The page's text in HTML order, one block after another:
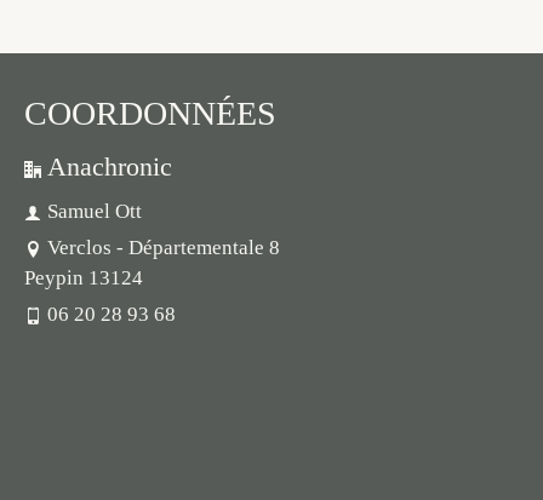
COORDONNÉES
Anachronic
Samuel Ott
Verclos - Départementale 8
Peypin 13124
06 20 28 93 68